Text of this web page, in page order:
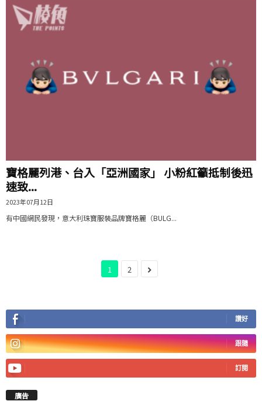
寶格麗列港、台入「亞洲國家」 小粉紅籲抵制後迅
速致...
2023年07月12日
有中國網民發現，意大利珠寶服裝品牌寶格麗（BULG...
1 2
讚好
跟隨
訂閱
廣告